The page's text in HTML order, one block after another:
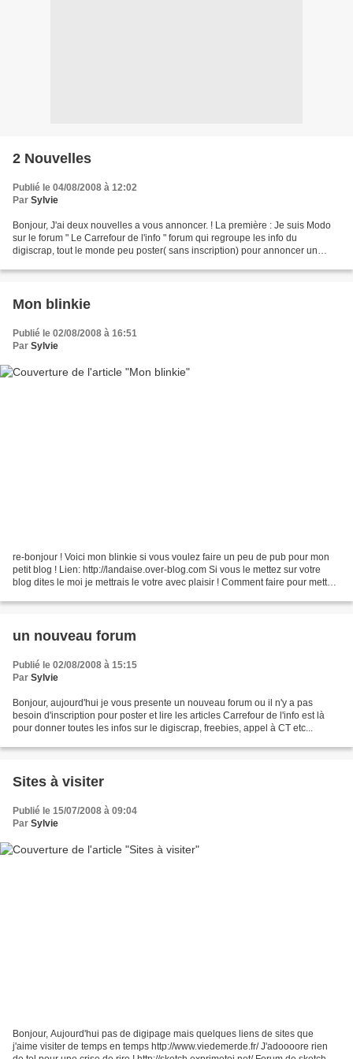
2 Nouvelles
Publié le 04/08/2008 à 12:02
Par Sylvie
Bonjour, J'ai deux nouvelles a vous annoncer. ! La première : Je suis Modo
sur le forum " Le Carrefour de l'info " forum qui regroupe les info du
digiscrap, tout le monde peu poster( sans inscription) pour annoncer un
Mon blinkie
Publié le 02/08/2008 à 16:51
Par Sylvie
re-bonjour ! Voici mon blinkie si vous voulez faire un peu de pub pour mon
petit blog ! Lien: http://landaise.over-blog.com Si vous le mettez sur votre
blog dites le moi je mettrais le votre avec plaisir ! Comment faire pour mette
un nouveau forum
Publié le 02/08/2008 à 15:15
Par Sylvie
Bonjour, aujourd'hui je vous presente un nouveau forum ou il n'y a pas
besoin d'inscription pour poster et lire les articles Carrefour de l'info est là
pour donner toutes les infos sur le digiscrap, freebies, appel à CT etc...
Sites à visiter
Publié le 15/07/2008 à 09:04
Par Sylvie
Bonjour, Aujourd'hui pas de digipage mais quelques liens de sites que
j'aime visiter de temps en temps http://www.viedemerde.fr/ J'adoooore rien